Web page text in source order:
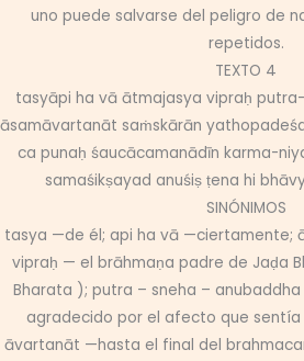
uno puede salvarse del peligro de
repetidos.
TEXTO 4
tasyāpi ha vā ātmajasya vipraḥ
āsamāvartanāt saṁskārān
ca punaḥ śaucācamanādīn karma-
samaśikṣayad anuśiṣ ṭena hi
SINÓNIMOS
tasya —de él; api ha vā —ciertamente;
vipraḥ — el brāhmaṇa padre de Jaḍa
Bharata ); putra – sneha –
agradecido por el afecto que sentía
āvartanāt —hasta el final del